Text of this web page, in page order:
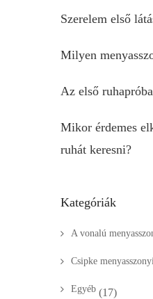
Szerelem első
Milyen
Az első ruhapróba
Mikor érdemes
ruhát keresni?
Kategóriák
A vonalú
Csipke
Egyéb (17)